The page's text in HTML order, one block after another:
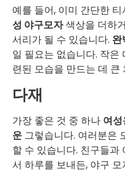
예를 들어, 이미 간단한
성 야구모자색상을 더하
서리가 될 수 있습니다. 완
일 필요는 없습니다. 작은
련된 모습을 만드는 데 큰
다재
가장 좋은 것 중 하나 여
운 그렇습니다. 여러분은
할 수 있습니다. 친구들과
서 하루를 보내든, 야구